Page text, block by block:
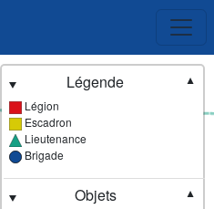
Légende
▼
Légion
Escadron
Lieutenance
Brigade
Objets
▼